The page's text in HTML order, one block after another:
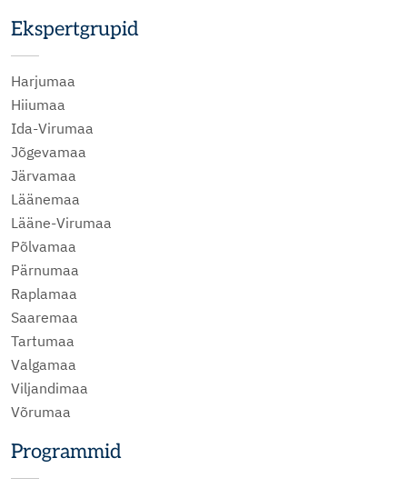
Ekspertgrupid
Harjumaa
Hiiumaa
Ida-Virumaa
Jõgevamaa
Järvamaa
Läänemaa
Lääne-Virumaa
Põlvamaa
Pärnumaa
Raplamaa
Saaremaa
Tartumaa
Valgamaa
Viljandimaa
Võrumaa
Programmid